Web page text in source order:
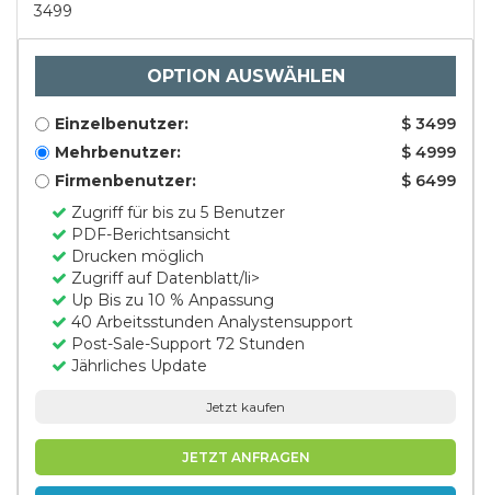
3499
OPTION AUSWÄHLEN
Einzelbenutzer:
$ 3499
Mehrbenutzer:
$ 4999
Firmenbenutzer:
$ 6499
Zugriff für bis zu 5 Benutzer
PDF-Berichtsansicht
Drucken möglich
Zugriff auf Datenblatt/li>
Up Bis zu 10 % Anpassung
40 Arbeitsstunden Analystensupport
Post-Sale-Support 72 Stunden
Jährliches Update
Jetzt kaufen
JETZT ANFRAGEN